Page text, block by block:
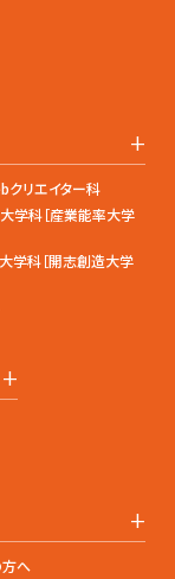
+
クリエイター科
学科［産業能率大学
学科［開志創造大学
+
+
へ